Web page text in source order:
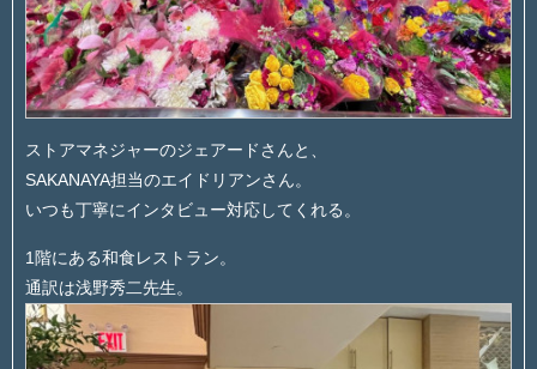
ストアマネジャーのジェアードさんと、
SAKANAYA担当のエイドリアンさん。
いつも丁寧にインタビュー対応してくれる。
1階にある和食レストラン。
通訳は浅野秀二先生。